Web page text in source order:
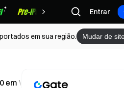
Entrar
em sua região. Mudar de
WBTC na segunda-feira